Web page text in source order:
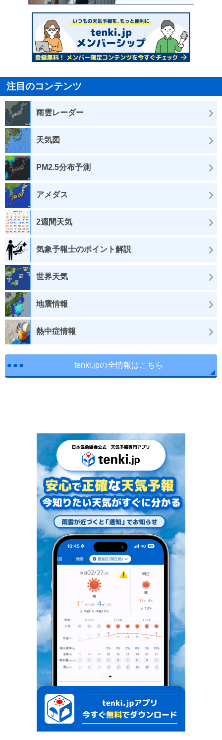
注目のコンテンツ
雨雲レーダー
天気図
PM2.5分布予測
アメダス
2週間天気
気象予報士のポイント解説
世界天気
地震情報
熱中症情報
tenki.jpの全情報はこちら